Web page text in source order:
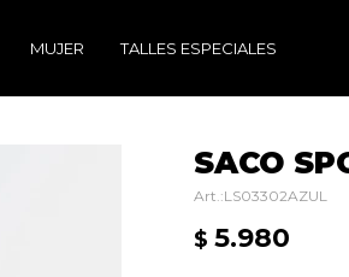
MUJER TALLES ESPECIALES
SACO
LS03302AZUL
$ 5.980